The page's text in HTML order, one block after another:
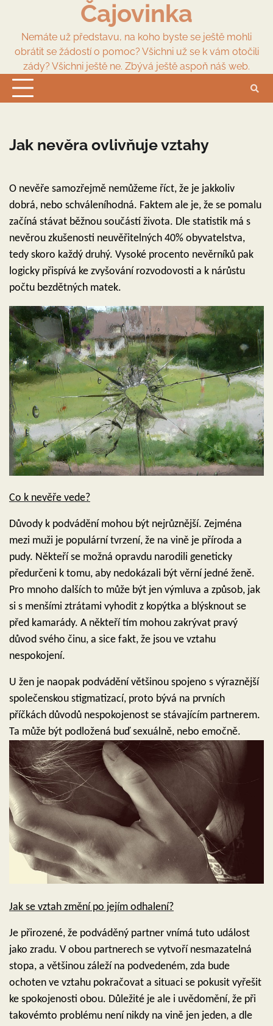
content
Čajovinka
Nemáte už představu, na koho byste se ještě mohli
obrátit se žádostí o pomoc? Všichni už se k vám otočili
zády? Všichni ještě ne. Zbývá ještě aspoň náš web.
Jak nevěra ovlivňuje vztahy
O nevěře samozřejmě nemůžeme říct, že je jakkoliv
dobrá, nebo schváleníhodná. Faktem ale je, že se pomalu
začíná stávat běžnou součástí života. Dle statistik má s
nevěrou zkušenosti neuvěřitelných 40% obyvatelstva,
tedy skoro každý druhý. Vysoké procento nevěrníků pak
logicky přispívá ke zvyšování rozvodovosti a k nárůstu
počtu bezdětných matek.
Co k nevěře vede?
Důvody k podvádění mohou být nejrůznější. Zejména
mezi muži je populární tvrzení, že na vině je příroda a
pudy. Někteří se možná opravdu narodili geneticky
předurčeni k tomu, aby nedokázali být věrní jedné ženě.
Pro mnoho dalších to může být jen výmluva a způsob, jak
si s menšími ztrátami vyhodit z kopýtka a blýsknout se
před kamarády. A někteří tím mohou zakrývat pravý
důvod svého činu, a sice fakt, že jsou ve vztahu
nespokojení.
U žen je naopak podvádění většinou spojeno s výraznější
společenskou stigmatizací, proto bývá na prvních
příčkách důvodů nespokojenost se stávajícím partnerem.
Ta může být podložená buď sexuálně, nebo emočně.
Jak se vztah změní po jejím odhalení?
Je přirozené, že podváděný partner vnímá tuto událost
jako zradu. V obou partnerech se vytvoří nesmazatelná
stopa, a většinou záleží na podvedeném, zda bude
ochoten ve vztahu pokračovat a situaci se pokusit vyřešit
ke spokojenosti obou. Důležité je ale i uvědomění, že při
takovémto problému není nikdy na vině jen jeden, a dle